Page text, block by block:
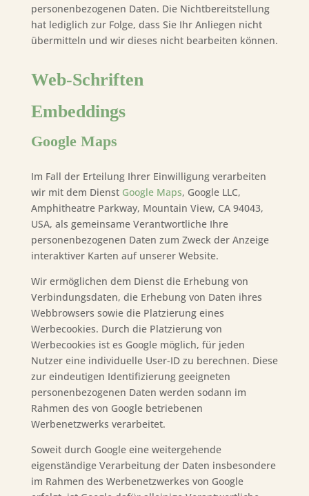
personenbezogenen Daten. Die Nichtbereitstellung
hat lediglich zur Folge, dass Sie Ihr Anliegen nicht
übermitteln und wir dieses nicht bearbeiten können.
Web-Schriften
Embeddings
Google Maps
Im Fall der Erteilung Ihrer Einwilligung verarbeiten
wir mit dem Dienst Google Maps, Google LLC,
Amphitheatre Parkway, Mountain View, CA 94043,
USA, als gemeinsame Verantwortliche Ihre
personenbezogenen Daten zum Zweck der Anzeige
interaktiver Karten auf unserer Website.
Wir ermöglichen dem Dienst die Erhebung von
Verbindungsdaten, die Erhebung von Daten ihres
Webbrowsers sowie die Platzierung eines
Werbecookies. Durch die Platzierung von
Werbecookies ist es Google möglich, für jeden
Nutzer eine individuelle User-ID zu berechnen. Diese
zur eindeutigen Identifizierung geeigneten
personenbezogenen Daten werden sodann im
Rahmen des von Google betriebenen
Werbenetzwerks verarbeitet.
Soweit durch Google eine weitergehende
eigenständige Verarbeitung der Daten insbesondere
im Rahmen des Werbenetzwerkes von Google